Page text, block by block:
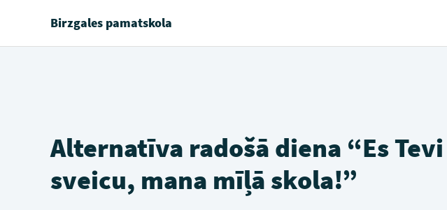
Birzgales pamatskola
Alternatīva radošā diena “Es Tevi
sveicu, mana mīļā skola!”